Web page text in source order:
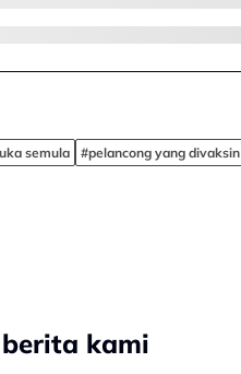
semula #pelancong yang divaksin
kami